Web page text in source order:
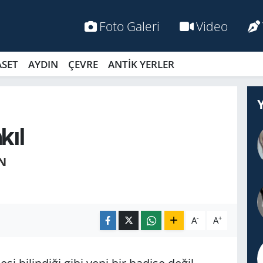
Foto Galeri Video
AYDIN ÇEVRE ANTİK YERLER
A- A+